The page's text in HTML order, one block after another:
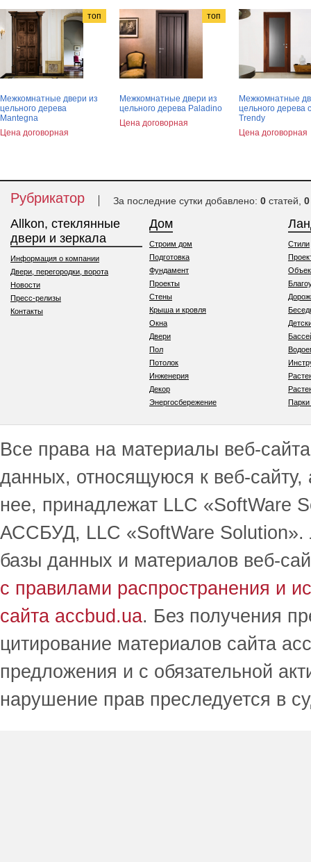
топ
Межкомнатные двери из
цельного дерева
Mantegna
Цена договорная
топ
Межкомнатные двери из
цельного дерева Paladino
Цена договорная
Межкомнатные
цельного дерева
Trendy
Цена договорная
Рубрикатор За последние сутки добавлено: 0 статей, 0
Allkon, стеклянные
двери и зеркала
Информация о компании
Двери, перегородки, ворота
Новости
Пресс-релизы
Контакты
Дом
Строим дом
Подготовка
Фундамент
Проекты
Стены
Крыша и кровля
Окна
Двери
Пол
Потолок
Инженерия
Декор
Энергосбережение
Стили
Все права на материалы веб-
данных, относящуюся к веб-
нее, принадлежат LLC
АССБУД, LLC «SoftWare Solution».
базы данных и материалов веб-
с правилами распространения и
сайта accbud.ua. Без получения
цитирование материалов сайта
предложения и с обязательной
нарушение прав преследуется в